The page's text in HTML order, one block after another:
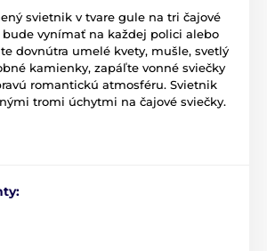
svietnik v tvare gule na tri čajové
bude vynímať na každej polici alebo
dovnútra umelé kvety, mušle, svetlý
kamienky, zapáľte vonné sviečky
romantickú atmosféru. Svietnik
tromi úchytmi na čajové sviečky.